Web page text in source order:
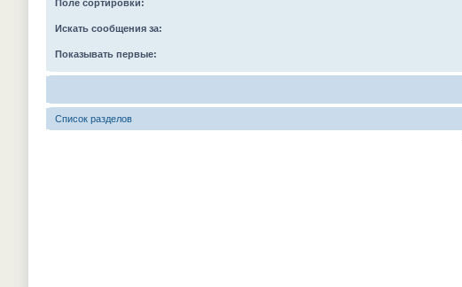
Поле сортировки:
Искать сообщения за:
Показывать первые:
Список разделов